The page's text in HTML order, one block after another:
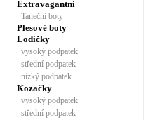
Extravagantní
Taneční boty
Plesové boty
Lodičky
vysoký podpatek
střední podpatek
nízký podpatek
Kozačky
vysoký podpatek
střední podpatek